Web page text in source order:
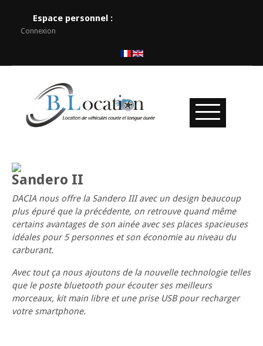
Espace personnel :
Connexion
Sandero II
DACIA nous offre la Sandero III avec un design beaucoup
plus épuré que la précédente, on retrouve quand même
certains avantages de son ainée avec ses places spacieuses
idéales pour 5 personnes et son économie au niveau du
carburant.
Avec tout ça nous ajoutons de la nouvelle technologie telles
que le poste bluetooth pour écouter ses meilleurs
morceaux, kit main libre et une prise USB pour recharger
votre smartphone.